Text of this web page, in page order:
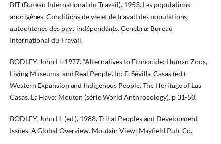
BIT (Bureau International du Travail). 1953. Les populations
aborigènes. Conditions de vie et de travail des populations
autochtones des pays indépendants. Genebra: Bureau
International du Travail.
BODLEY, John H. 1977. “Alternatives to Ethnocide: Human Zoos,
Living Museums, and Real People”. In: E. Sévilla-Casas (ed.),
Western Expansion and Indigenous People. The Heritage of Las
Casas. La Haye: Mouton (série World Anthropology). p 31-50.
BODLEY, John H. (ed.). 1988. Tribal Peoples and Development
Issues. A Global Overview. Moutain View: Mayfield Pub. Co.